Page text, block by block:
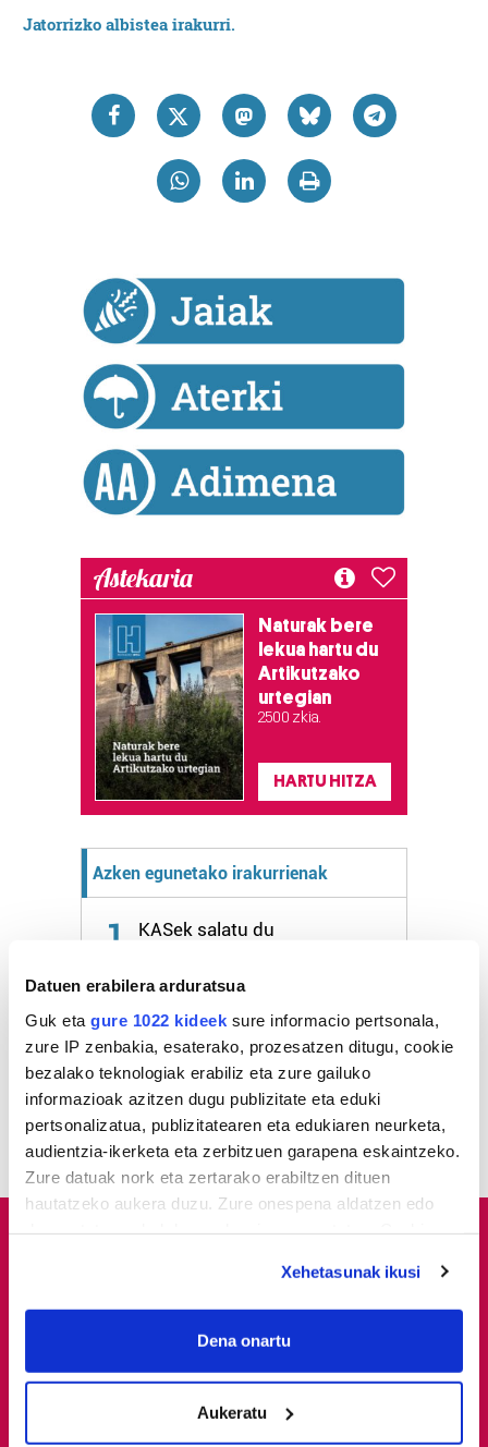
Datuen erabilera arduratsua
Guk eta gure 1022 kideek sure informacio pertsonala,
zure IP zenbakia, esaterako, prozesatzen ditugu, cookie
bezalako teknologiak erabiliz eta zure gailuko
informazioak azitzen dugu publizitate eta eduki
pertsonalizatua, publizitatearen eta edukiaren neurketa,
audientzia-ikerketa eta zerbitzuen garapena eskaintzeko.
Zure datuak nork eta zertarako erabiltzen dituen
hautatzeko aukera duzu. Zure onespena aldatzen edo
If you allow, we would also like to:
Collect information about your geographical
meters
Identify your device by actively scanning it for
specific characteristics (fingerprinting)
Xehetasunak ikusi
Dena onartu
Aukeratu
Jatorrizko albistea irakurri.
Astekaria
Naturak bere
lekua hartu du
Artikutzako
urtegian
2.500 zkia.
HARTU HITZA
Azken egunetako irakurrienak
1
KASek salatu du
2 Dunkel und licht
3
Donostiarrek eklipsea
ikusteko planik dute?